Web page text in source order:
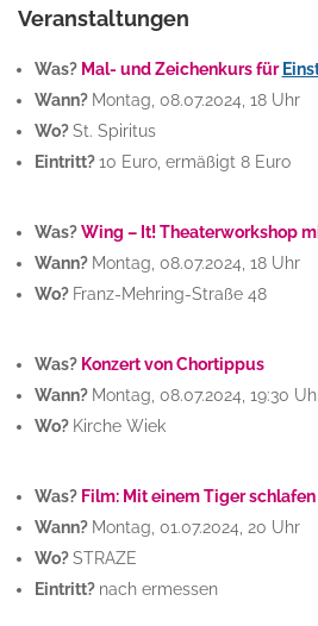
Veranstaltungen
Was? Mal- und Zeichenkurs für
Wann? Montag, 08.07.2024, 18 Uhr
Wo?St. Spiritus
Eintritt?10 Euro, ermäßigt 8 Euro
Was?Wing – It! Theaterworkshop
Wann? Montag, 08.07.2024, 18 Uhr
Wo? Franz-Mehring-Straße 48
Was? Konzert von Chortippus
Wann? Montag, 08.07.2024, 19:30
Wo? Kirche Wiek
Was? Film: Mit einem Tiger schlafen
Wann? Montag, 01.07.2024, 20 Uhr
Wo?STRAZE
Eintritt? nach ermessen